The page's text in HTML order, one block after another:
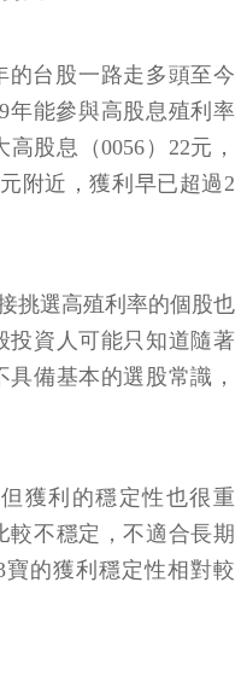
的台股一路走多頭至今
年能參與高股息殖利率
股息（0056）22元，
附近，獲利早已超過2
挑選高殖利率的個股也
投資人可能只知道隨著
備基本的選股常識，
獲利的穩定性也很重
較不穩定，不適合長期
的獲利穩定性相對較